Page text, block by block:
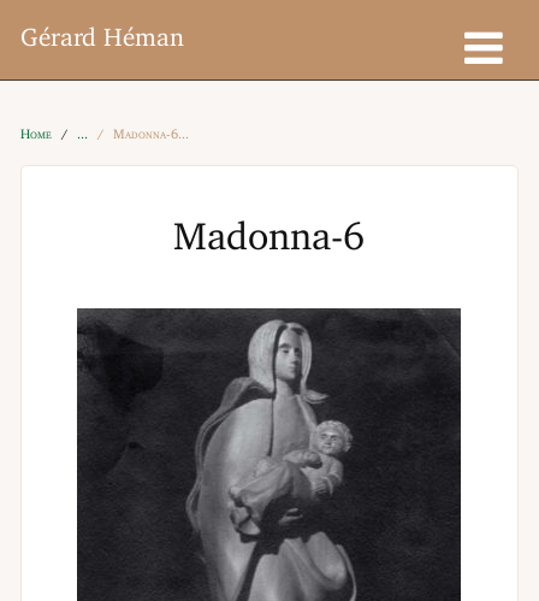
Gérard Héman
Home Madonna-6
Madonna-6